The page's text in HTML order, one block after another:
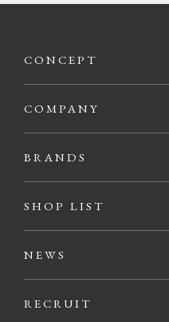
CONCEPT
COMPANY
BRANDS
SHOP LIST
NEWS
RECRUIT